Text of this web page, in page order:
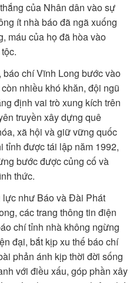
của Nhân dân vào sự
ít nhà báo đã ngã xuống
máu của họ đã hòa vào
chí Vĩnh Long bước vào
nhiều khó khăn, đội ngũ
định vai trò xung kích trên
truyền xây dựng quê
xã hội và giữ vững quốc
tỉnh được tái lập năm 1992,
bước được củng cố và
thức.
lực như Báo và Đài Phát
các trang thông tin điện
chí tỉnh nhà không ngừng
đại, bắt kịp xu thế báo chí
phản ánh kịp thời đời sống
với điều xấu, góp phần xây